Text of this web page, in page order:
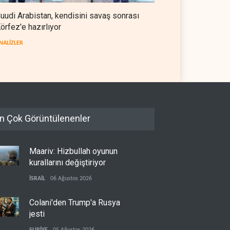
Arabistan, kendisini savaş sonrası
hazırlıyor
Çok Görüntülenenler
Maariv: Hizbullah oyunun
kurallarını değiştiriyor
İSRAİL 06 Ağustos 2026
Colani'den Trump'a Rusya
jesti